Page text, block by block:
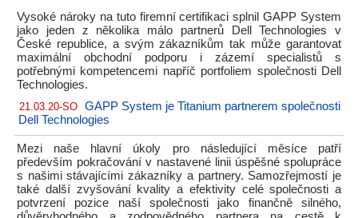
Vysoké nároky na tuto firemní certifikaci splnil GAPP System
jako jeden z několika málo partnerů Dell Technologies v
České republice, a svým zákazníkům tak může garantovat
maximální obchodní podporu i zázemí specialistů s
potřebnými kompetencemi napříč portfoliem společnosti Dell
Technologies.
21.03.20-SO GAPP System je Titanium partnerem společnosti
Dell Technologies
Mezi naše hlavní úkoly pro následující měsíce patří
především pokračování v nastavené linii úspěšné spolupráce
s našimi stávajícími zákazníky a partnery. Samozřejmostí je
také další zvyšování kvality a efektivity celé společnosti a
potvrzení pozice naší společnosti jako finančně silného,